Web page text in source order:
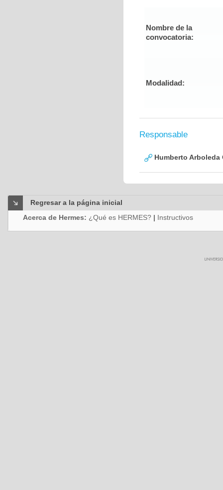
Nombre de la
convocatoria:
Modalidad:
Responsable
Humberto Arboleda
Regresar a la página inicial
Acerca de Hermes: ¿Qué es HERMES? | Instructivos